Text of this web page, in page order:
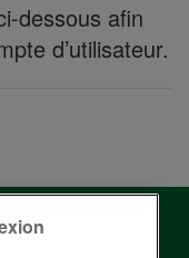
dessous afin
d’utilisateur.